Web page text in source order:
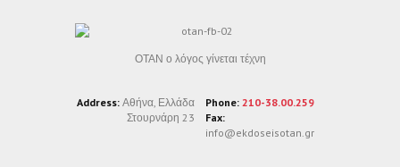
ΟΤΑΝ ο λόγος γίνεται τέχνη
Phone: 210-38.00.259
Fax:
info@ekdoseisotan.gr
Address:Αθήνα, Ελλάδα
Στουρνάρη 23